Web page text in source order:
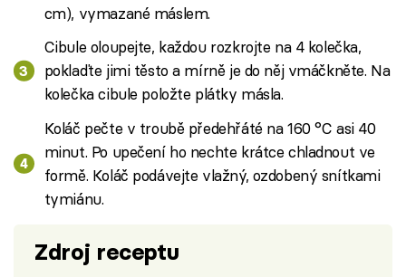
cm), vymazané máslem.
Cibule oloupejte, každou rozkrojte na 4 kolečka,
poklaďte jimi těsto a mírně je do něj vmáčkněte. Na
kolečka cibule položte plátky másla.
Koláč pečte v troubě předehřáté na 160 °C asi 40
minut. Po upečení ho nechte krátce chladnout ve
formě. Koláč podávejte vlažný, ozdobený snítkami
tymiánu.
Zdroj receptu